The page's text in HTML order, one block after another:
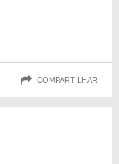
COMPARTILHAR